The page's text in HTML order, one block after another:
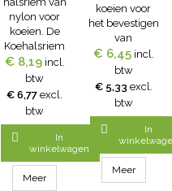
nylon voor
koeien. De
Koehalsriem
knelgesp
40mm zwart
130cm is
ideaal voor het
gebruik van
kokernummers
of
schuifnummers
bij koeien.
€ 8,19 incl.
btw
€ 6,77 excl.
btw

In
winkelwagen
Meer
koeien voor
het bevestigen
van
kokernummers.
De halsband
nylon blauw
met knelgesp
is 130 cm lang
en is blauw
met zwarte
strepen. Deze
koehalsband is
universeel
€ 6,45 incl.
btw
€ 5,33 excl.
btw

In
Meer